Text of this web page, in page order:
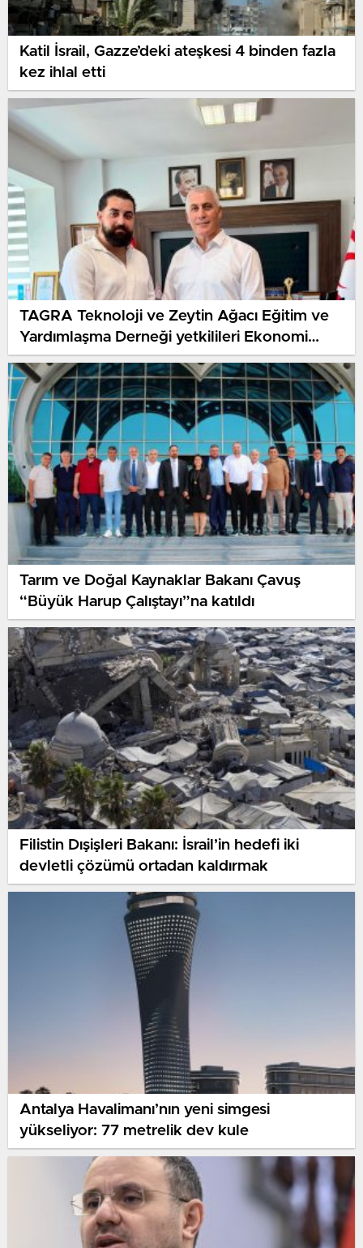
Katil İsrail, Gazze’deki ateşkesi 4 binden fazla
kez ihlal etti
TAGRA Teknoloji ve Zeytin Ağacı Eğitim ve
Yardımlaşma Derneği yetkilileri Ekonomi
Bakanı Amcaoğlu’nu ziyaret etti
Tarım ve Doğal Kaynaklar Bakanı Çavuş
“Büyük Harup Çalıştayı”na katıldı
Filistin Dışişleri Bakanı: İsrail’in hedefi iki
devletli çözümü ortadan kaldırmak
Antalya Havalimanı’nın yeni simgesi
yükseliyor: 77 metrelik dev kule